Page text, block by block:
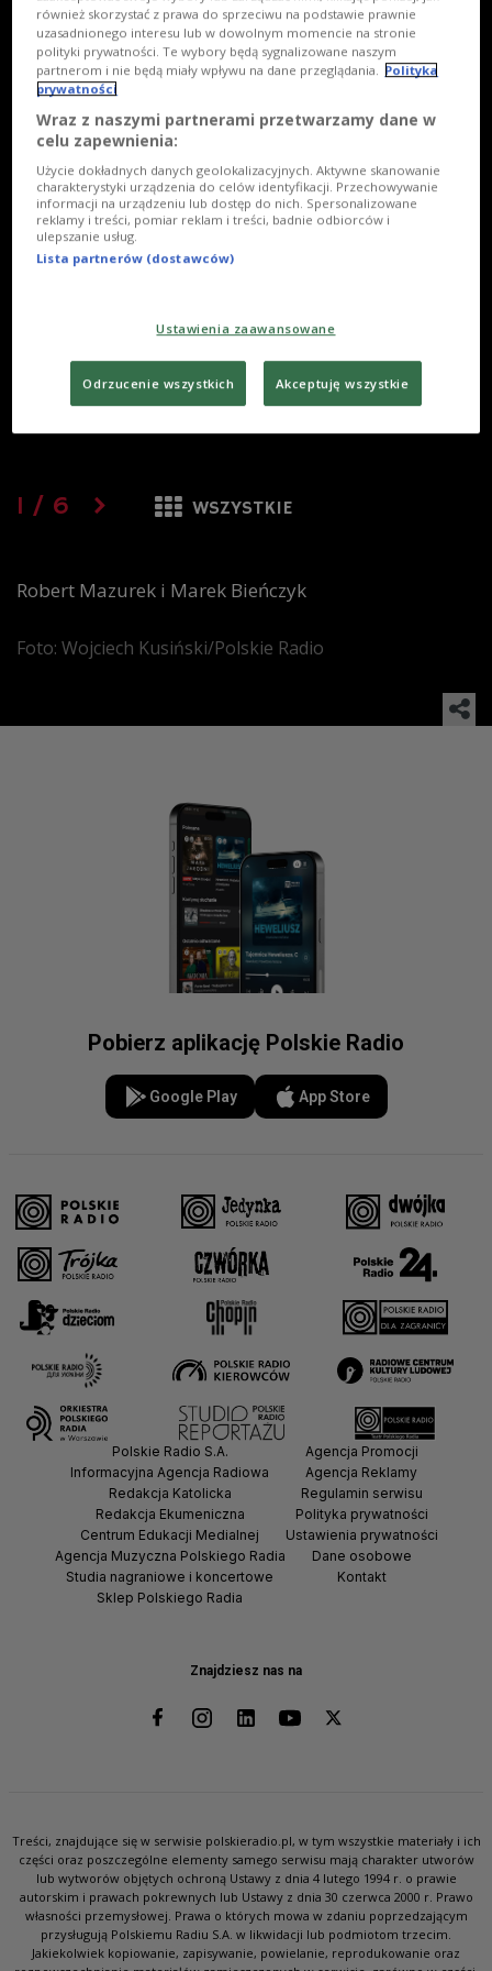
1 / 6 WSZYSTKIE
Robert Mazurek i Marek Bieńczyk
Foto: Wojciech Kusiński/Polskie Radio
Pobierz aplikację Polskie Radio
Google Play App Store
Znajdziesz nas na
Polskie Radio S.A.
Informacyjna Agencja Radiowa
Redakcja Katolicka
Redakcja Ekumeniczna
Centrum Edukacji Medialnej
Agencja Muzyczna Polskiego Radia
Studia nagraniowe i koncertowe
Sklep Polskiego Radia
Agencja Promocji
Agencja Reklamy
Regulamin serwisu
Polityka prywatności
Ustawienia prywatności
Dane osobowe
Kontakt
Treści, znajdujące się w serwisie polskieradio.pl, w tym wszystkie materiały i ich
części oraz poszczególne elementy samego serwisu mają charakter utworów
lub wytworów objętych ochroną Ustawy z dnia 4 lutego 1994 r. o prawie
autorskim i prawach pokrewnych lub Ustawy z dnia 30 czerwca 2000 r. Prawo
własności przemysłowej. Prawa o których mowa w zdaniu poprzedzającym
przysługują Polskiemu Radiu S.A. w likwidacji lub podmiotom trzecim.
Jakiekolwiek kopiowanie, zapisywanie, powielanie, reprodukowanie oraz
również skorzystać z prawa do sprzeciwu na podstawie prawnie
uzasadnionego interesu lub w dowolnym momencie na stronie
polityki prywatności. Te wybory będą sygnalizowane naszym
partnerom i nie będą miały wpływu na dane przeglądania. Polityka
prywatności
Wraz z naszymi partnerami przetwarzamy dane w
celu zapewnienia:
Użycie dokładnych danych geolokalizacyjnych. Aktywne skanowanie
charakterystyki urządzenia do celów identyfikacji. Przechowywanie
informacji na urządzeniu lub dostęp do nich. Spersonalizowane
reklamy i treści, pomiar reklam i treści, badnie odbiorców i
ulepszanie usług.
Lista partnerów (dostawców)
Ustawienia zaawansowane
Odrzucenie wszystkich Akceptuję wszystkie